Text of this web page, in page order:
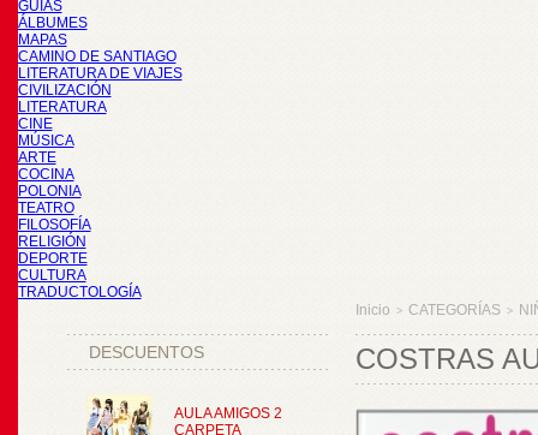
GUÍAS
ÁLBUMES
MAPAS
CAMINO DE SANTIAGO
LITERATURA DE VIAJES
CIVILIZACIÓN
LITERATURA
CINE
MÚSICA
ARTE
COCINA
POLONIA
TEATRO
FILOSOFÍA
RELIGIÓN
DEPORTE
CULTURA
TRADUCTOLOGÍA
DESCUENTOS
AULA AMIGOS 2
CARPETA
Inicio > CATEGORÍAS >
COSTRAS